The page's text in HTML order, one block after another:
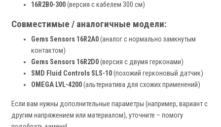
16R2B0-300(версия с кабелем 300 см)
Совместимые / аналогичные модели:
Gems Sensors 16R2A0(аналог с нормально замкнутым
контактом)
Gems Sensors 16R2D0(версия с двумя герконами)
SMD Fluid Controls SLS-10(похожий герконовый датчик)
OMEGA LVL-4200(альтернатива для схожих применений)
Если вам нужны дополнительные параметры (например, вариант с
другим напряжением или материалом), уточните – помогу